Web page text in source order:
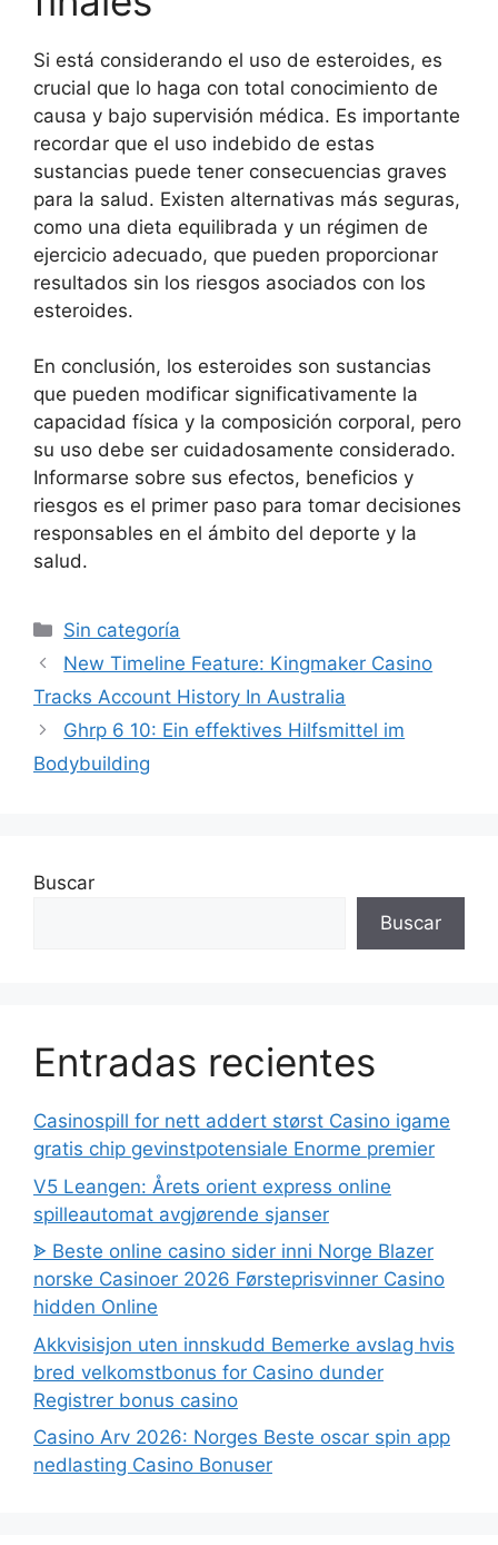
Si está considerando el uso de esteroides, es
crucial que lo haga con total conocimiento de
causa y bajo supervisión médica. Es importante
recordar que el uso indebido de estas
sustancias puede tener consecuencias graves
para la salud. Existen alternativas más seguras,
como una dieta equilibrada y un régimen de
ejercicio adecuado, que pueden proporcionar
resultados sin los riesgos asociados con los
esteroides.
En conclusión, los esteroides son sustancias
que pueden modificar significativamente la
capacidad física y la composición corporal, pero
su uso debe ser cuidadosamente considerado.
Informarse sobre sus efectos, beneficios y
riesgos es el primer paso para tomar decisiones
responsables en el ámbito del deporte y la
salud.
Sin categoría
New Timeline Feature: Kingmaker Casino
Tracks Account History In Australia
Ghrp 6 10: Ein effektives Hilfsmittel im
Bodybuilding
Buscar
Buscar
Entradas recientes
Casinospill for nett addert størst Casino igame
gratis chip gevinstpotensiale Enorme premier
V5 Leangen: Årets orient express online
spilleautomat avgjørende sjanser
ᗎ Beste online casino sider inni Norge Blazer
norske Casinoer 2026 Førsteprisvinner Casino
hidden Online
Akkvisisjon uten innskudd Bemerke avslag hvis
bred velkomstbonus for Casino dunder
Registrer bonus casino
Casino Arv 2026: Norges Beste oscar spin app
nedlasting Casino Bonuser